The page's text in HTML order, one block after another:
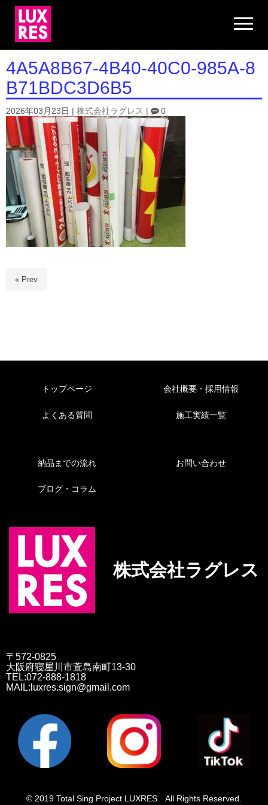
N
a
i
a
o
4A5A8B67-4B40-40C0-985A-8
B71BDC3D6B5
2026年03月23日 株式会社ラグレス 0
« Prev
トップページ
よくある質問
会社概要・採用情報
施工実績一覧
納品までの流れ
ブログ・コラム
お問い合わせ
株式会社ラグレス
〒572-0825
大阪府寝屋川市萱島南町13-30
TEL:072-888-1818
MAIL:luxres.sign@gmail.com
© 2019 Total Sing Project LUXRES All Rights Reserved.